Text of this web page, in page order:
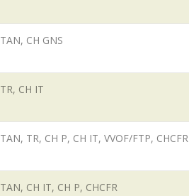
TAN, CH GNS
TR, CH IT
TAN, TR, CH P, CH IT, VVOF/FTP, CHCFR
TAN, CH IT, CH P, CHCFR